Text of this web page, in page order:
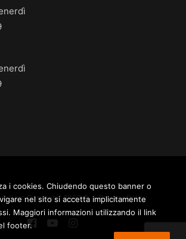
“Ugo Casiraghi” 2020 © /Privacy Policy
i cookies. Chiudendo questo banner o
nel sito si accetta implicitamente
Maggiori informazioni utilizzando il link
footer.